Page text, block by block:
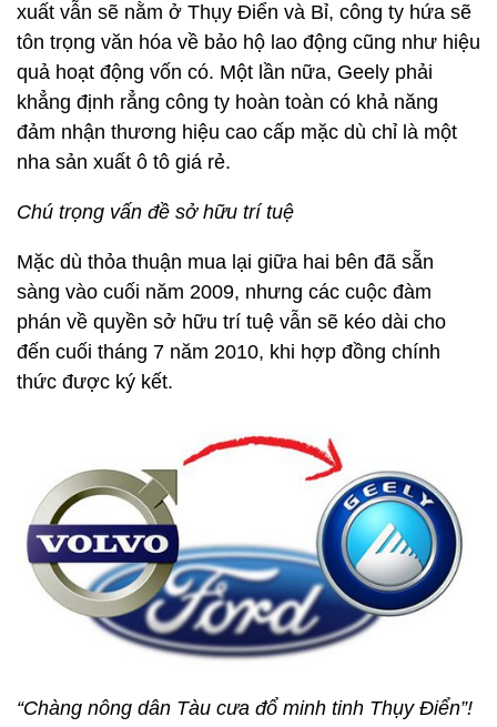
xuất vẫn sẽ nằm ở Thụy Điển và Bỉ, công ty hứa sẽ
tôn trọng văn hóa về bảo hộ lao động cũng như hiệu
quả hoạt động vốn có. Một lần nữa, Geely phải
khẳng định rẳng công ty hoàn toàn có khả năng
đảm nhận thương hiệu cao cấp mặc dù chỉ là một
nha sản xuất ô tô giá rẻ.
Chú trọng vấn đề sở hữu trí tuệ
Mặc dù thỏa thuận mua lại giữa hai bên đã sẵn
sàng vào cuối năm 2009, nhưng các cuộc đàm
phán về quyền sở hữu trí tuệ vẫn sẽ kéo dài cho
đến cuối tháng 7 năm 2010, khi hợp đồng chính
thức được ký kết.
“Chàng nông dân Tàu cưa đổ minh tinh Thụy Điển”!